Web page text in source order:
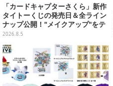
「カードキャプターさくら」新作
タイトーくじの発売日＆全ライン
ナップ公開！"メイクアップ"をテ
ーマに、日常でも使いたくなるア
イテムがズラリ
2026.8.5